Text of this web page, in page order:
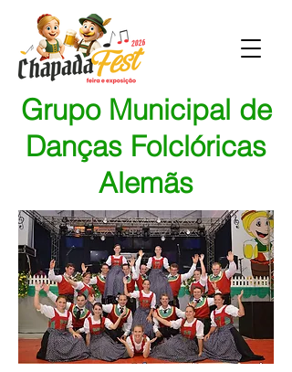
Grupo Municipal de
Danças Folclóricas
Alemãs